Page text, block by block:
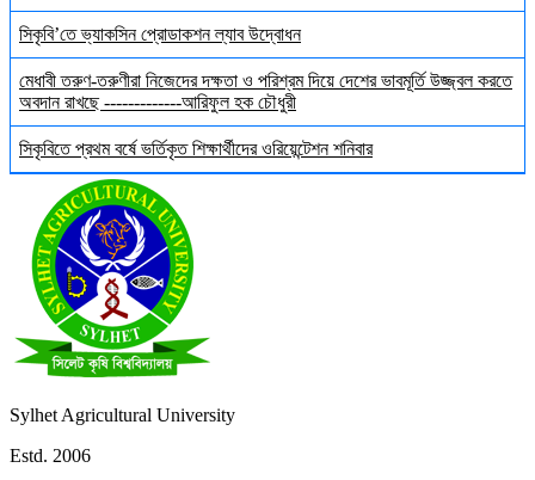
সিকৃবি’তে ভ্যাকসিন প্রোডাকশন ল্যাব উদ্বোধন
মেধাবী তরুণ-তরুণীরা নিজেদের দক্ষতা ও পরিশ্রম দিয়ে দেশের ভাবমূর্তি উজ্জ্বল করতে
অবদান রাখছে -------------আরিফুল হক চৌধুরী
সিকৃবিতে প্রথম বর্ষে ভর্তিকৃত শিক্ষার্থীদের ওরিয়েন্টেশন শনিবার
Sylhet Agricultural University
Estd. 2006